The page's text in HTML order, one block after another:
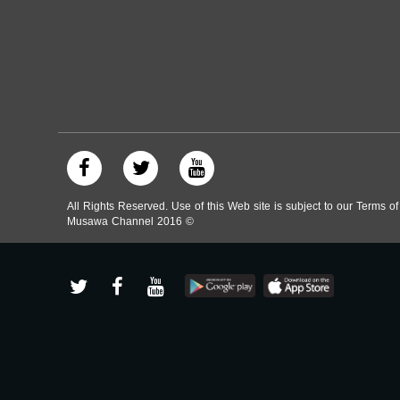
All Rights Reserved. Use of this Web site is subject to our Terms
©
2016